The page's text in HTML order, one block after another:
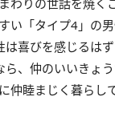
い「タイプ4」の
は喜びを感じるは
ら、仲のいいきょ
仲睦まじく暮らし